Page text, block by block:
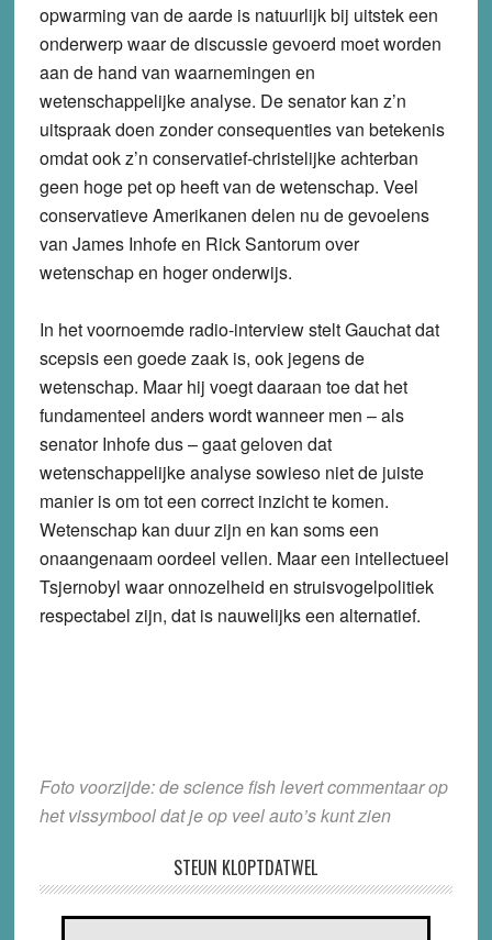
opwarming van de aarde is natuurlijk bij uitstek een
onderwerp waar de discussie gevoerd moet worden
aan de hand van waarnemingen en
wetenschappelijke analyse. De senator kan z’n
uitspraak doen zonder consequenties van betekenis
omdat ook z’n conservatief-christelijke achterban
geen hoge pet op heeft van de wetenschap. Veel
conservatieve Amerikanen delen nu de gevoelens
van James Inhofe en Rick Santorum over
wetenschap en hoger onderwijs.
In het voornoemde radio-interview stelt Gauchat dat
scepsis een goede zaak is, ook jegens de
wetenschap. Maar hij voegt daaraan toe dat het
fundamenteel anders wordt wanneer men – als
senator Inhofe dus – gaat geloven dat
wetenschappelijke analyse sowieso niet de juiste
manier is om tot een correct inzicht te komen.
Wetenschap kan duur zijn en kan soms een
onaangenaam oordeel vellen. Maar een intellectueel
Tsjernobyl waar onnozelheid en struisvogelpolitiek
respectabel zijn, dat is nauwelijks een alternatief.
Foto voorzijde: de science fish levert commentaar op
het vissymbool dat je op veel auto’s kunt zien
STEUN KLOPTDATWEL